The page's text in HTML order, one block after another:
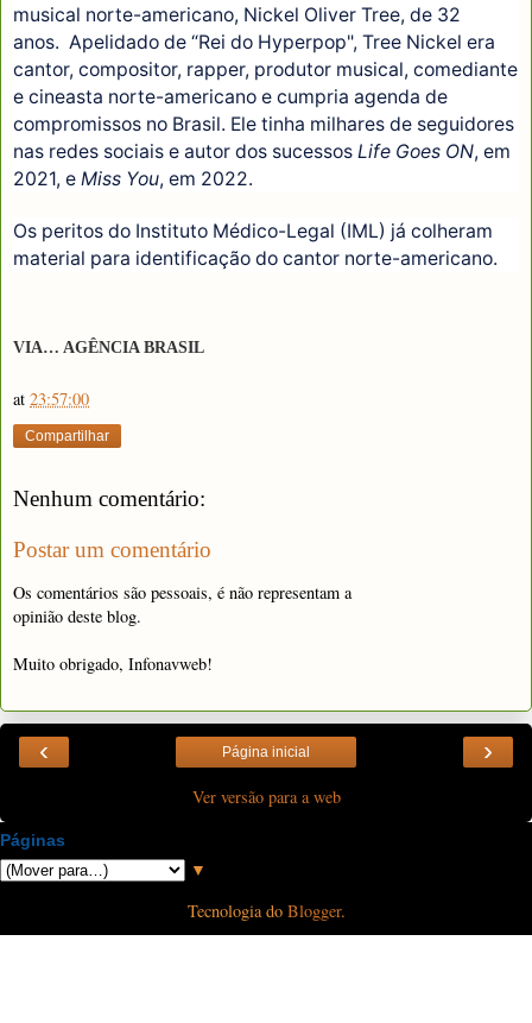
musical norte-americano, Nickel Oliver Tree, de 32
anos. Apelidado de “Rei do Hyperpop", Tree Nickel era
cantor, compositor, rapper, produtor musical, comediante
e cineasta norte-americano e cumpria agenda de
compromissos no Brasil. Ele tinha milhares de seguidores
nas redes sociais e autor dos sucessos Life Goes ON, em
2021, e Miss You, em 2022.
Os peritos do Instituto Médico-Legal (IML) já colheram
material para identificação do cantor norte-americano.
VIA… AGÊNCIA BRASIL
at 23:57:00
Compartilhar
Nenhum comentário:
Postar um comentário
Os comentários são pessoais, é não representam a
opinião deste blog.
Muito obrigado, Infonavweb!
‹ ›
Página inicial
Ver versão para a web
Páginas
▼
Tecnologia do Blogger.